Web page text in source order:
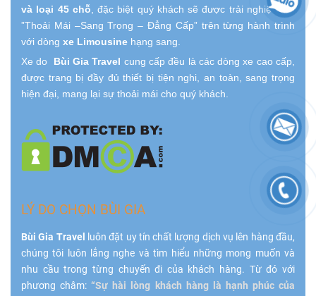
và loại 45 chỗ, đặc biệt quý khách sẽ được trải nghiệm sự
”Thoải Mái –Sang Trọng – Đẳng Cấp” trên từng hành trình
với dòng xe Limousine hạng sang.
Xe do Bùi Gia Travel cung cấp đều là các dòng xe cao cấp,
được trang bị đầy đủ thiết bị tiện nghi, an toàn, sang trọng
hiện đại, mang lại sự thoải mái cho quý khách.
LÝ DO CHỌN BÙI GIA
Bùi Gia Travel
luôn đặt uy tín chất lượng dịch vụ lên hàng đầu,
chúng tôi luôn lắng nghe và tìm hiểu những mong muốn và
nhu cầu trong từng chuyến đi của khách hàng. Từ đó với
phương châm:“Sự hài lòng khách hàng là hạnh phúc của